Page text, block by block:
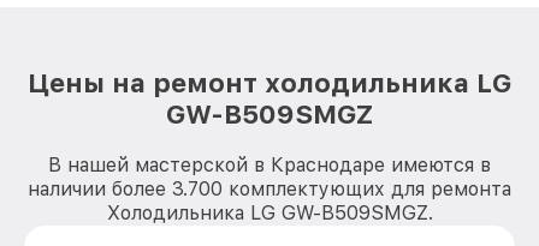
Цены на ремонт холодильника LG
GW-B509SMGZ
В нашей мастерской в Краснодаре имеются в
наличии более 3.700 комплектующих для ремонта
Холодильника LG GW-B509SMGZ.